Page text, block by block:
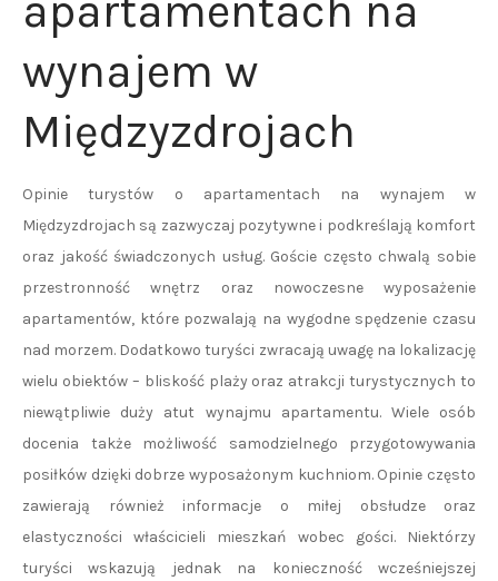
apartamentach na
wynajem w
Międzyzdrojach
Opinie turystów o apartamentach na wynajem w
Międzyzdrojach są zazwyczaj pozytywne i podkreślają komfort
oraz jakość świadczonych usług. Goście często chwalą sobie
przestronność wnętrz oraz nowoczesne wyposażenie
apartamentów, które pozwalają na wygodne spędzenie czasu
nad morzem. Dodatkowo turyści zwracają uwagę na lokalizację
wielu obiektów – bliskość plaży oraz atrakcji turystycznych to
niewątpliwie duży atut wynajmu apartamentu. Wiele osób
docenia także możliwość samodzielnego przygotowywania
posiłków dzięki dobrze wyposażonym kuchniom. Opinie często
zawierają również informacje o miłej obsłudze oraz
elastyczności właścicieli mieszkań wobec gości. Niektórzy
turyści wskazują jednak na konieczność wcześniejszej